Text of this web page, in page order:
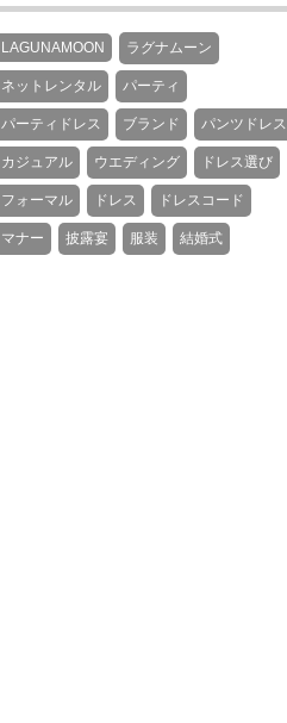
LAGUNAMOON ラグナムーン
ネットレンタル パーティ
パーティドレス ブランド パンツドレス
カジュアル ウエディング ドレス選び
フォーマル ドレス ドレスコード
マナー 披露宴 服装 結婚式